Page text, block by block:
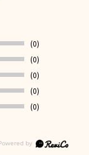
(0)
(0)
(0)
(0)
(0)